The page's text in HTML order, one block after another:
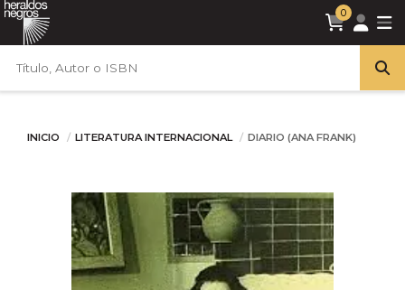
0
INICIO LITERATURA INTERNACIONAL DIARIO (ANA FRANK)